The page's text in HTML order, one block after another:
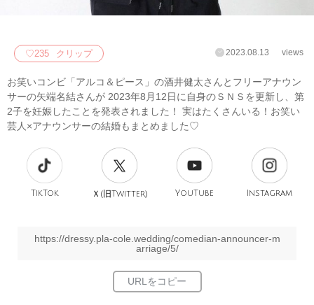
♡235 クリップ 2023.08.13 views
お笑いコンビ「アルコ＆ピース」の酒井健太さんとフリーアナウン
サーの矢端名結さんが 2023年8月12日に自身のＳＮＳを更新し、第
2子を妊娠したことを発表されました！ 実はたくさんいる！お笑い
芸人×アナウンサーの結婚もまとめました♡
TikTok Ｘ(旧Twitter) YouTube Instagram
https://dressy.pla-cole.wedding/comedian-announcer-m
arriage/5/